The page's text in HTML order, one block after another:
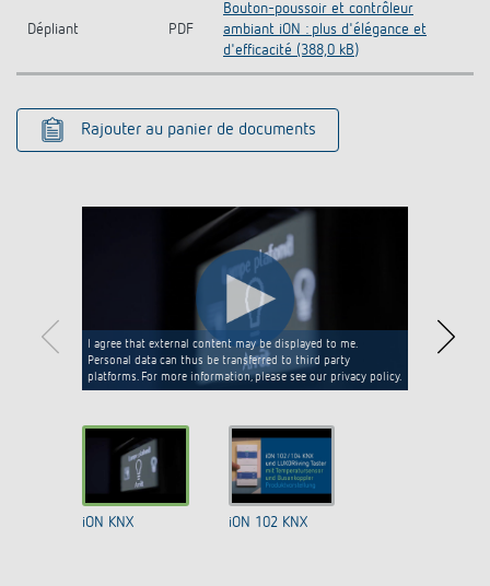
Dépliant PDF
Bouton-poussoir et contrôleur
ambiant iON : plus d'élégance et
d'efficacité (388,0 kB)
Rajouter au panier de documents
I agree that external content may be displayed to me.
Personal data can thus be transferred to third party
platforms. For more information, please see our privacy policy.
iON KNX iON 102 KNX